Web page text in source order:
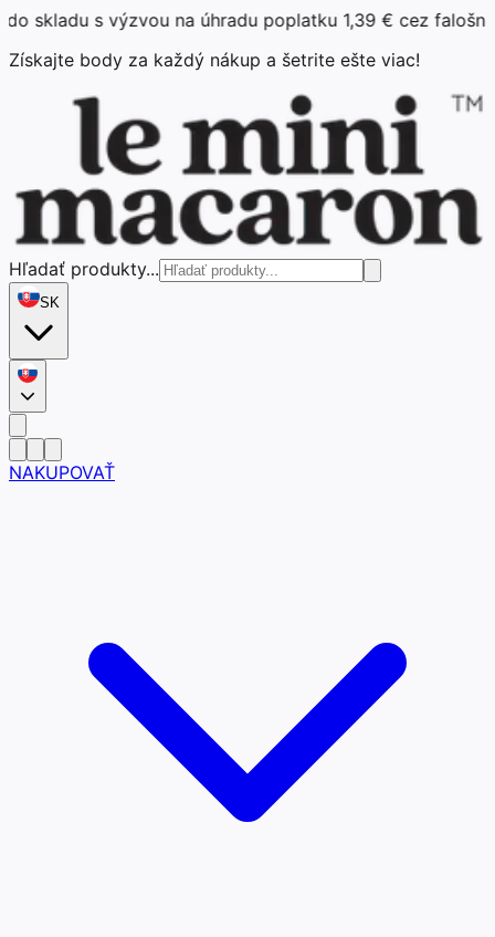
s výzvou na úhradu poplatku 1,39 € cez falošnú
Získajte body za každý nákup a šetrite ešte viac!
Hľadať produkty...
SK
NAKUPOVAŤ